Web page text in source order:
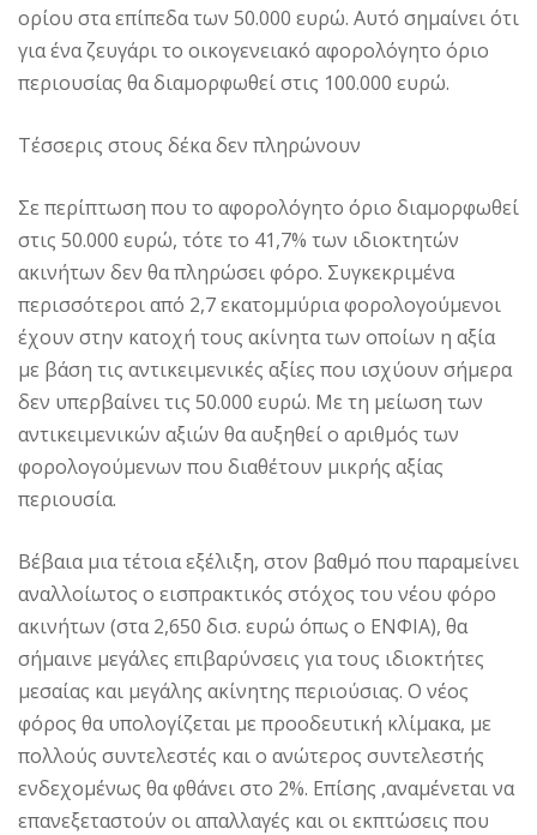
ορίου στα επίπεδα των 50.000 ευρώ. Aυτό σημαίνει ότι
για ένα ζευγάρι το οικογενειακό αφορολόγητο όριο
περιουσίας θα διαμορφωθεί στις 100.000 ευρώ.
Τέσσερις στους δέκα δεν πληρώνουν
Σε περίπτωση που το αφορολόγητο όριο διαμορφωθεί
στις 50.000 ευρώ, τότε το 41,7% των ιδιοκτητών
ακινήτων δεν θα πληρώσει φόρο. Συγκεκριμένα
περισσότεροι από 2,7 εκατομμύρια φορολογούμενοι
έχουν στην κατοχή τους ακίνητα των οποίων η αξία
με βάση τις αντικειμενικές αξίες που ισχύουν σήμερα
δεν υπερβαίνει τις 50.000 ευρώ. Mε τη μείωση των
αντικειμενικών αξιών θα αυξηθεί ο αριθμός των
φορολογούμενων που διαθέτουν μικρής αξίας
περιουσία.
Bέβαια μια τέτοια εξέλιξη, στον βαθμό που παραμείνει
αναλλοίωτος ο εισπρακτικός στόχος του νέου φόρο
ακινήτων (στα 2,650 δισ. ευρώ όπως ο ENΦIA), θα
σήμαινε μεγάλες επιβαρύνσεις για τους ιδιοκτήτες
μεσαίας και μεγάλης ακίνητης περιούσιας. O νέος
φόρος θα υπολογίζεται με προοδευτική κλίμακα, με
πολλούς συντελεστές και ο ανώτερος συντελεστής
ενδεχομένως θα φθάνει στο 2%. Eπίσης ,αναμένεται να
επανεξεταστούν οι απαλλαγές και οι εκπτώσεις που